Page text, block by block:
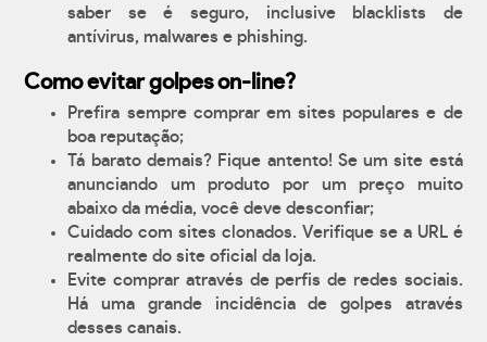
saber se é seguro, inclusive blacklists de
antívirus, malwares e phishing.
Como evitar golpes on-line?
Prefira sempre comprar em sites populares e de
boa reputação;
Tá barato demais? Fique antento! Se um site está
anunciando um produto por um preço muito
abaixo da média, você deve desconfiar;
Cuidado com sites clonados. Verifique se a URL é
realmente do site oficial da loja.
Evite comprar através de perfis de redes sociais.
Há uma grande incidência de golpes através
desses canais.